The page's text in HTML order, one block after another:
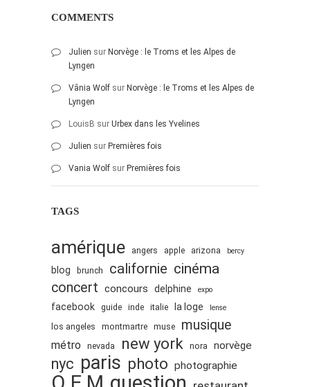
COMMENTS
Julien sur Norvège : le Troms et les Alpes de
Lyngen
Vânia Wolf sur Norvège : le Troms et les Alpes de
Lyngen
LouisB sur Urbex dans les Yvelines
Julien sur Premières fois
Vania Wolf sur Premières fois
TAGS
amérique angers apple arizona bercy
blog brunch californie cinéma
concert concours delphine expo
facebook guide inde italie la loge lense
los angeles montmartre muse musique
métro nevada new york nora norvège
nyc paris photo photographie